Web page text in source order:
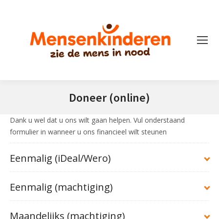
Doneer (online)
Dank u wel dat u ons wilt gaan helpen. Vul onderstaand
formulier in wanneer u ons financieel wilt steunen
Eenmalig (iDeal/Wero)
Eenmalig (machtiging)
Maandelijks (machtiging)